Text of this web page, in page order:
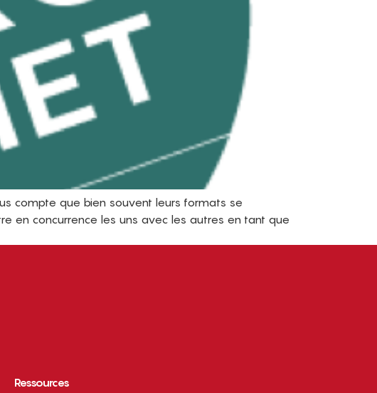
compte que bien souvent leurs formats se
en concurrence les uns avec les autres en tant que
Ressources